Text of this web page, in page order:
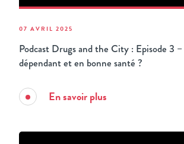
07 AVRIL 2025
Podcast Drugs and the City : Episode 3
dépendant et en bonne santé ?
En savoir plus